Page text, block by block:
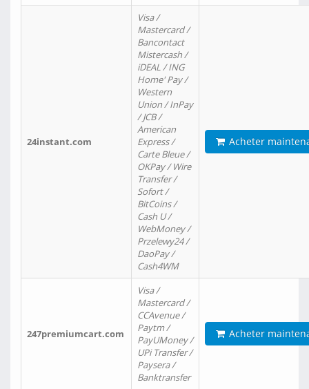
24instant.com
Visa /
Mastercard /
Bancontact
Mistercash /
iDEAL / ING
Home' Pay /
Western
Union / InPay
/ JCB /
American
Express /
Carte Bleue /
OKPay / Wire
Transfer /
Sofort /
BitCoins /
Cash U /
WebMoney /
Przelewy24 /
DaoPay /
Cash4WM
Acheter
247premiumcart.com
Visa /
Mastercard /
CCAvenue /
Paytm /
PayUMoney /
UPi Transfer /
Paysera /
Banktransfer
Acheter